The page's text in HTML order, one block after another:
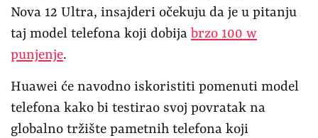
Nova 12 Ultra, insajderi očekuju da je u pitanju
taj model telefona koji dobija brzo 100 w
punjenje.
Huawei će navodno iskoristiti pomenuti model
telefona kako bi testirao svoj povratak na
globalno tržište pametnih telefona koji